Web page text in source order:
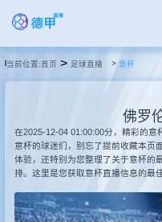
当前位置:首页 > 足球直播 意杯
佛罗
在2025-12-04 01:00:00分，精彩的意
意杯的球迷们，别忘了提前收藏本页
体验，还特别为您整理了关于意杯的
排。这里是您获取意杯直播信息的最